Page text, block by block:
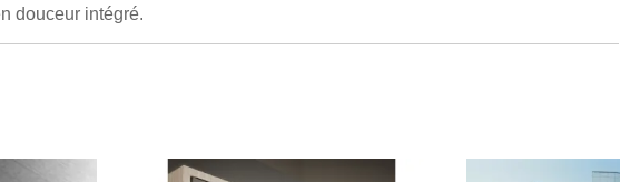
douceur intégré.